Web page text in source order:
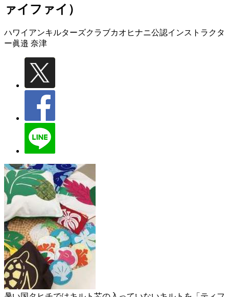
ァイファイ）
ハワイアンキルターズクラブカオヒナニ公認インストラクタ
ー眞邉 奈津